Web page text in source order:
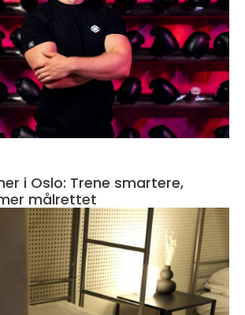
i Oslo: Trene smartere,
målrettet